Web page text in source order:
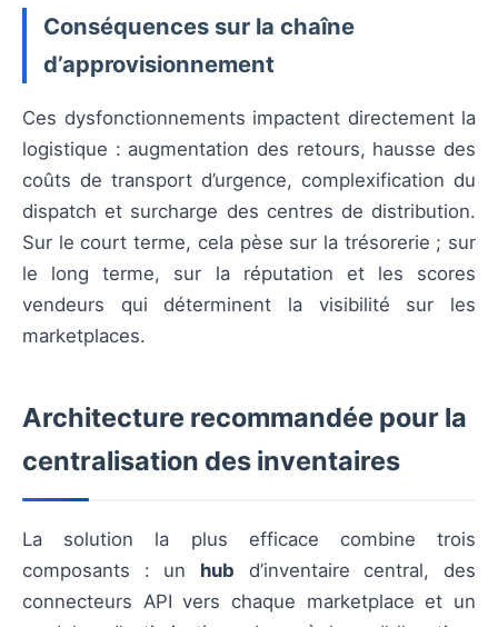
Conséquences sur la chaîne
d’approvisionnement
Ces dysfonctionnements impactent directement la
logistique : augmentation des retours, hausse des
coûts de transport d’urgence, complexification du
dispatch et surcharge des centres de distribution.
Sur le court terme, cela pèse sur la trésorerie ; sur
le long terme, sur la réputation et les scores
vendeurs qui déterminent la visibilité sur les
marketplaces.
Architecture recommandée pour la
centralisation des inventaires
La solution la plus efficace combine trois
composants : un hub d’inventaire central, des
connecteurs API vers chaque marketplace et un